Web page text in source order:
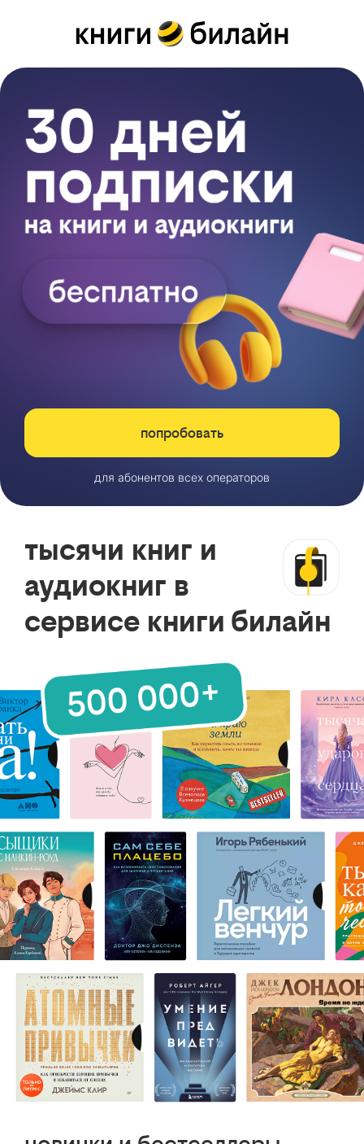
попробовать
для абонентов всех операторов
тысячи книг и
аудиокниг в
сервисе книги билайн